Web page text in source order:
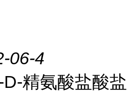
06-4
精氨酸盐酸盐